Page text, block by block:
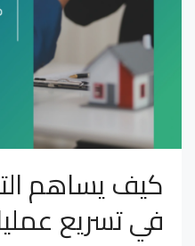
كيف يساهم
في تسريع